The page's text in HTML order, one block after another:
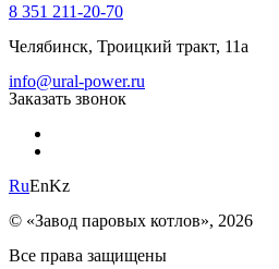
8 351 211-20-70
Челябинск, Троицкий тракт, 11а
info@ural-power.ru
Заказать звонок
RuEnKz
© «Завод паровых котлов», 2026
Все права защищены